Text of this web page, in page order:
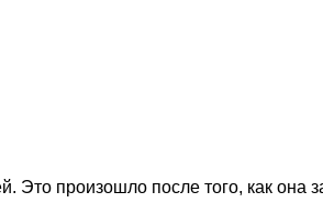
произошло после того, как она